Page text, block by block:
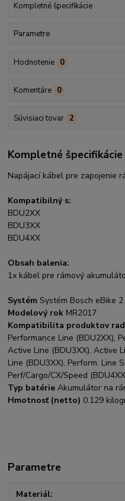
Kompletné špecifikácie
Parametre
Hodnotenie 0
Komentáre 0
Súvisiaci tovar 2
Kompletné špecifikácie
Napájací kábel pre zapojenie
Kompatibilný s:
BDU2XX
BDU3XX
BDU4XX
Obsah balenia:
1x kábel pre rámový
Systém Systém Bosch eBike 2
Modelový rok MR2017
Kompatibilita produktov
Performance Line (BDU2XX),
Active Line (BDU3XX), Active
Line (BDU3XX), Perform. Line
Perf/Cargo/CX/Speed
Typ batérie Akumulátor na
Hmotnosť (netto) 0.129
Parametre
Materiál